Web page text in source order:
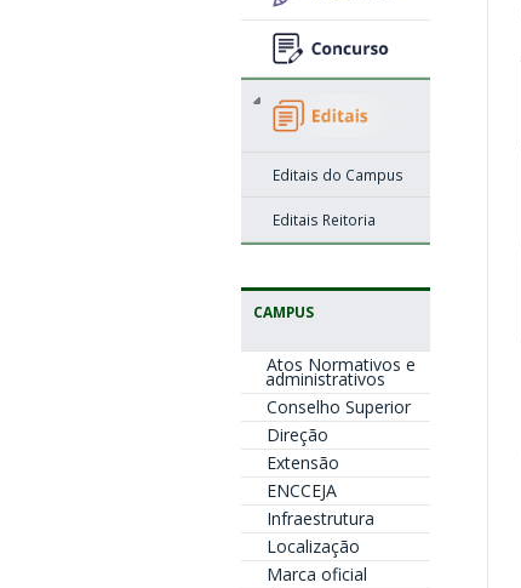
Editais do Campus
Editais Reitoria
CAMPUS
Atos Normativos e
administrativos
Conselho Superior
Direção
Extensão
ENCCEJA
Infraestrutura
Localização
Marca oficial